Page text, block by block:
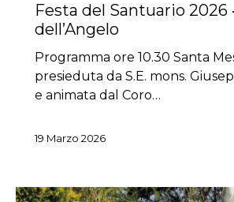
Festa del Santuario 2026
dell’Angelo
Programma ore 10.30 Santa
presieduta da S.E. mons.
e animata dal Coro…
19 Marzo 2026